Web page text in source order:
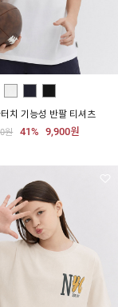
치 기능성 반팔 티셔츠
원 41% 9,900원